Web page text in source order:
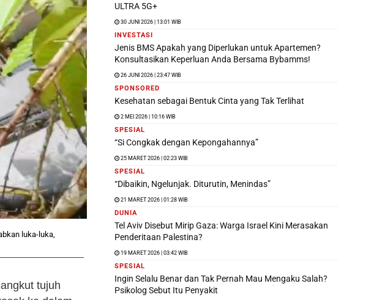
luka-luka,
tujuh
ULTRA 5G+
30 JUNI 2026 | 13:01 WIB
INVESTASI
Jenis BMS Apakah yang Diperlukan untuk Apartemen?
Konsultasikan Keperluan Anda Bersama Bybamms!
26 JUNI 2026 | 23:47 WIB
SPONSORED
Kesehatan sebagai Bentuk Cinta yang Tak Terlihat
2 MEI 2026 | 10:16 WIB
SPESIAL
“Si Congkak dengan Kepongahannya”
25 MARET 2026 | 02:23 WIB
SPESIAL
“Dibaikin, Ngelunjak. Diturutin, Menindas”
21 MARET 2026 | 01:28 WIB
DUNIA
Tel Aviv Disebut Mirip Gaza: Warga Israel Kini Merasakan
Penderitaan Palestina?
19 MARET 2026 | 03:42 WIB
SPESIAL
Ingin Selalu Benar dan Tak Pernah Mau Mengaku Salah?
Psikolog Sebut Itu Penyakit